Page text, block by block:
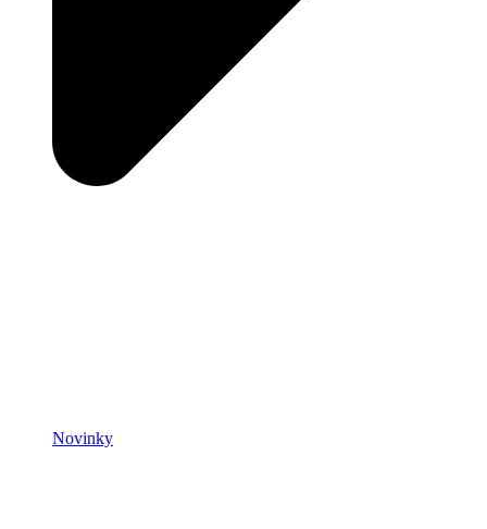
Novinky